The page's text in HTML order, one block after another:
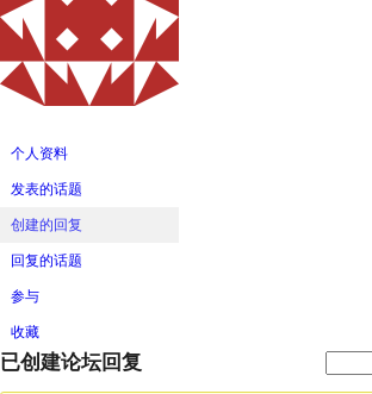
个人资料
发表的话题
创建的回复
回复的话题
参与
收藏
已创建论坛回复